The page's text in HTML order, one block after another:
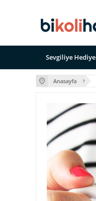
Sevgiliye Hediye
Anasayfa